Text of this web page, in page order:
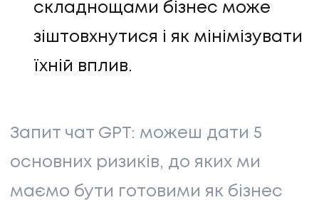
складнощами бізнес може
зіштовхнутися і як мінімізувати
їхній вплив.
Запит чат GPT: можеш дати 5
основних ризиків, до яких ми
маємо бути готовими як бізнес